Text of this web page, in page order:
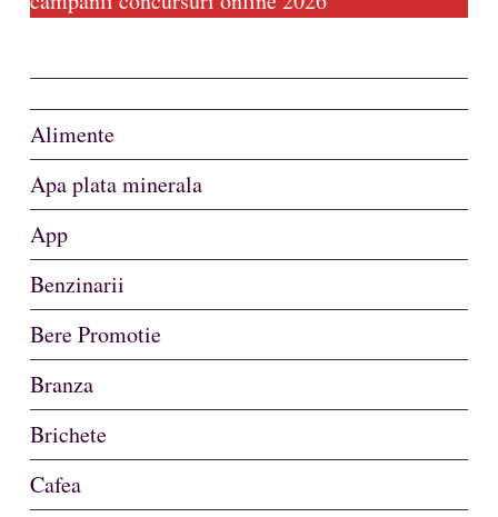
Alimente
Apa plata minerala
App
Benzinarii
Bere Promotie
Branza
Brichete
Cafea